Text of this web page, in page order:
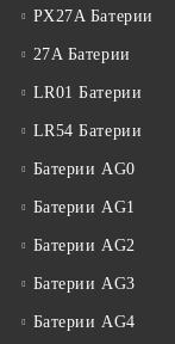
PX27A Батерии
27A Батерии
LR01 Батерии
LR54 Батерии
Батерии AG0
Батерии AG1
Батерии AG2
Батерии AG3
Батерии AG4